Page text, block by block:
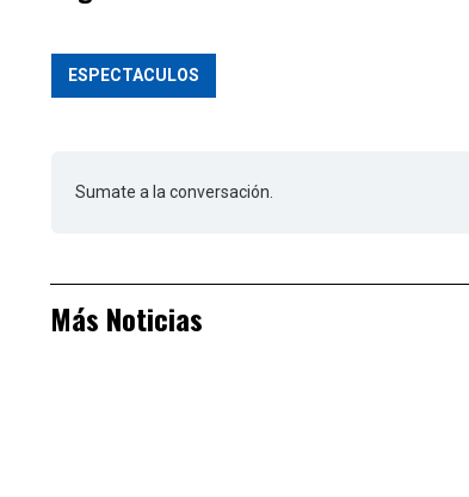
ESPECTACULOS
Sumate a la conversación.
Más Noticias